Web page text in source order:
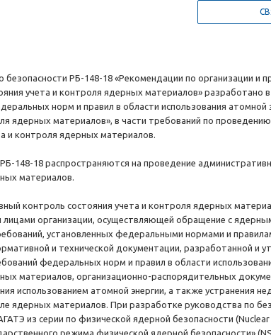
безопасности РБ-148-18 «Рекомендации по организации и
учета и контроля ядерных материалов» разработано
норм и правил в области использования атомной
ядерных материалов», в части требований по
и контроля ядерных материалов.
148-18 распространяются на проведение
материалов.
контроль состояния учета и контроля ядерных
организации, осуществляющей обращение с
установленных федеральными нормами и
и технической документации, разработанной и
федеральных норм и правил в области
материалов, организационно-распорядительных
использованием атомной энергии, а также устранения
ядерных материалов. При разработке руководства по
из серии по физической ядерной безопасности
режима физической ядерной безопасности»